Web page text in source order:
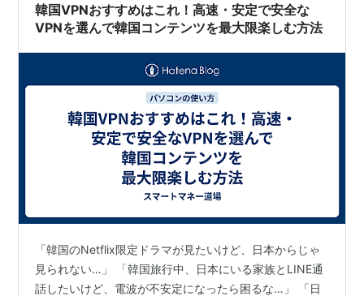
韓国VPNおすすめはこれ！高速・安定で安全な
VPNを選んで韓国コンテンツを最大限楽しむ方法
「韓国のNetflix限定ドラマが見たいけど、日本からじゃ
見られない…」 「韓国旅行中、日本にいる家族とLINE通
話したいけど、電波が不安定になったら困るな…」 「日